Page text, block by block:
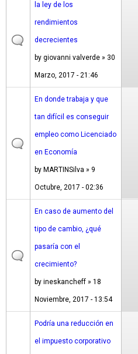
la ley de los
rendimientos
decrecientes
by giovanni valverde » 30
Marzo, 2017 - 21:46
En donde trabaja y que
tan difícil es conseguir
empleo como Licenciado
en Economía
by MARTINSilva » 9
Octubre, 2017 - 02:36
En caso de aumento del
tipo de cambio, ¿qué
pasaría con el
crecimiento?
by ineskancheff » 18
Noviembre, 2017 - 13:54
Podría una reducción en
el impuesto corporativo